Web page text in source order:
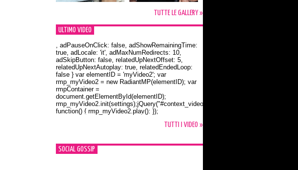
TUTTE LE GALLERY »
ULTIMO VIDEO
Orlando Bloom e la t-shirt dedicata a Flynn
, adPauseOnClick: false, adShowRemainingTime:
true, adLocale: 'it', adMaxNumRedirects: 10,
adSkipButton: false, relatedUpNextOffset: 5,
relatedUpNextAutoplay: true, relatedEndedLoop:
false } var elementID = 'myVideo2'; var
rmp_myVideo2 = new RadiantMP(elementID); var
rmpContainer =
document.getElementById(elementID);
rmp_myVideo2.init(settings);jQuery("#context_video2").one("mouseover",
function() { rmp_myVideo2.play(); });
TUTTI I VIDEO »
SOCIAL GOSSIP